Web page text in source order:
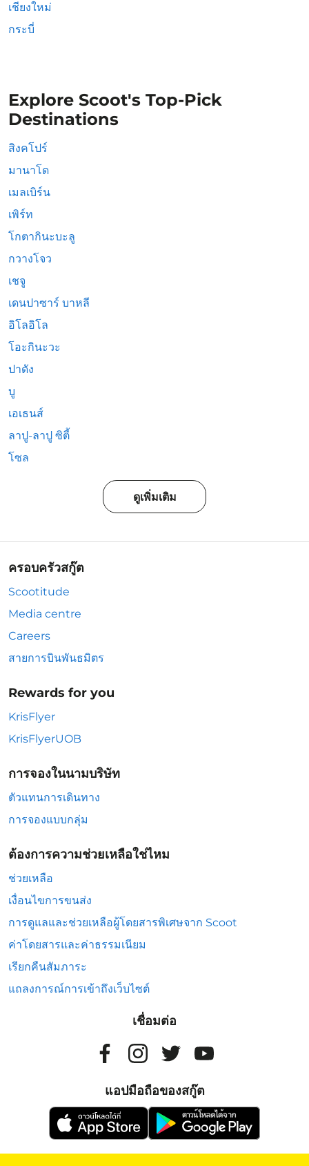
เชียงใหม่
กระบี่
Explore Scoot's Top-Pick
Destinations
สิงคโปร์
มานาโด
เมลเบิร์น
เพิร์ท
โกตากินะบะลู
กวางโจว
เชจู
เดนปาซาร์ บาหลี
อิโลอิโล
โอะกินะวะ
ปาดัง
บู
เอเธนส์
ลาปู-ลาปู ซิตี้
โซล
ดูเพิ่มเติม
ครอบครัวสกู๊ต
Scootitude
Media centre
Careers
สายการบินพันธมิตร
Rewards for you
KrisFlyer
KrisFlyerUOB
การจองในนามบริษัท
ตัวแทนการเดินทาง
การจองแบบกลุ่ม
ต้องการความช่วยเหลือใช่ไหม
ช่วยเหลือ
เงื่อนไขการขนส่ง
การดูแลและช่วยเหลือผู้โดยสารพิเศษจาก Scoot
ค่าโดยสารและค่าธรรมเนียม
เรียกคืนสัมภาระ
แถลงการณ์การเข้าถึงเว็บไซต์
เชื่อมต่อ
แอปมือถือของสกู๊ต